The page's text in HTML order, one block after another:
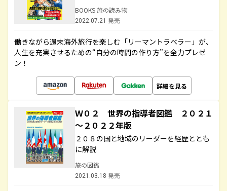
BOOKS 旅の読み物
2022.07.21 発売
働きながら週末海外旅行を楽しむ「リーマントラベラー」が、
人生を充実させるための“自分の時間の作り方”を全力プレゼ
ン！
詳細を見る
Ｗ０２ 世界の指導者図鑑 ２０２１
～２０２２年版
２０８の国と地域のリーダーを経歴ととも
に解説
旅の図鑑
2021.03.18 発売